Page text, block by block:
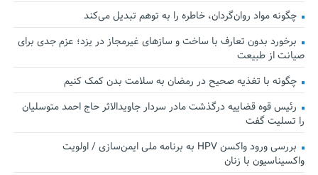
چگونه مواد روان‌گردان، خاطره را به توهم تبدیل می‌کند
برخورد بدون تعارف با ساخت‌ و سازهای غیرمجاز در یزد؛ عزم جدی برای
صیانت از طبیعت
چگونه با تغذیه صحیح در رمضان به سلامت بدن کمک کنیم
رئیس قوه قضاییه درگذشت مادر سردار جاویدالاثر حاج احمد متوسلیان
را تسلیت گفت
بررسی ورود واکسن HPV به برنامه ملی ایمن‌سازی / اولویت
واکسیناسیون با زنان